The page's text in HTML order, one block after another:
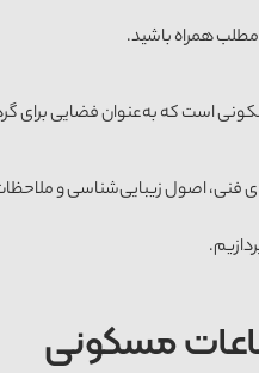
مطلب همراه باشید.
است که به‌عنوان فضایی برای
فنی، اصول زیبایی‌شناسی و
مسکونی